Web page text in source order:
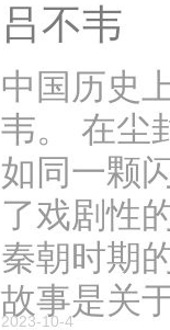
吕不韦
中国历史
韦。 在尘
如同一颗
了戏剧性
秦朝时期
故事是关
2023-10-4